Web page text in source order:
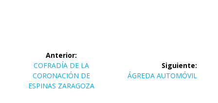
Navegación
entradas
Anterior:
Entrada
anterior:
COFRADÍA DE LA
CORONACIÓN DE
ESPINAS ZARAGOZA
Siguiente:
Siguiente
ÁGREDA AUTOMÓVIL